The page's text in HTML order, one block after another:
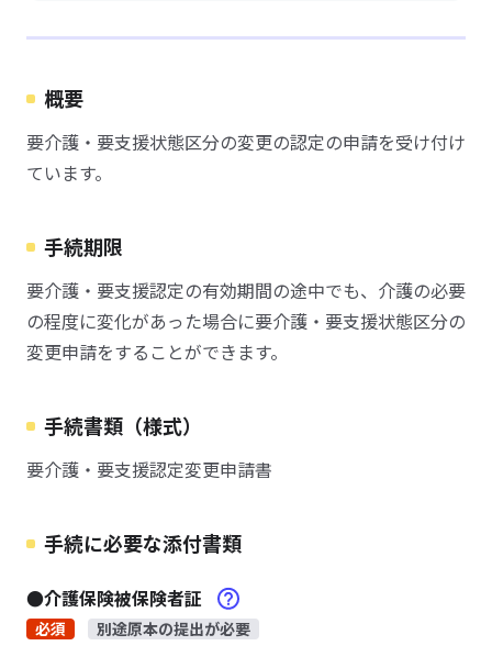
概要
要介護・要支援状態区分の変更の認定の申請を受け付け
ています。
手続期限
要介護・要支援認定の有効期間の途中でも、介護の必要
の程度に変化があった場合に要介護・要支援状態区分の
変更申請をすることができます。
手続書類（様式）
要介護・要支援認定変更申請書
手続に必要な添付書類
●介護保険被保険者証
必須 別途原本の提出が必要